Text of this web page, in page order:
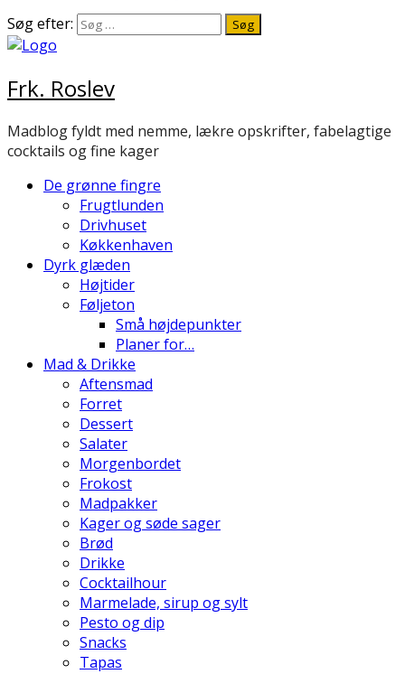
Søg efter:
Frk. Roslev
Madblog fyldt med nemme, lækre opskrifter, fabelagtige
cocktails og fine kager
De grønne fingre
Frugtlunden
Drivhuset
Køkkenhaven
Dyrk glæden
Højtider
Føljeton
Små højdepunkter
Planer for…
Mad & Drikke
Aftensmad
Forret
Dessert
Salater
Morgenbordet
Frokost
Madpakker
Kager og søde sager
Brød
Drikke
Cocktailhour
Marmelade, sirup og sylt
Pesto og dip
Snacks
Tapas